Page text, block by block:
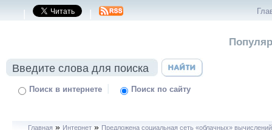
| |
Поиск в интернете | Поиск по сайту
Главная » Интернет » Предложена социальная сеть «облачных» вычислений